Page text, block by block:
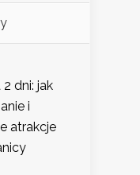
dni: jak
i
atrakcje